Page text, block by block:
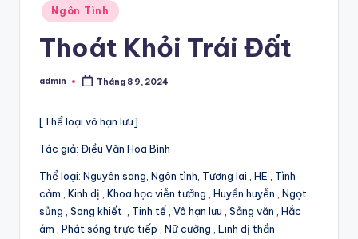
Posted
in
Ngôn Tình
Thoát Khỏi Trái Đất
Posted
admin Tháng 8 9, 2024
[Thể loại vô hạn lưu]
Tác giả: Điều Văn Hoa Bình
Thể loại: Nguyên sang, Ngôn tình, Tương lai , HE , Tình
cảm , Kinh dị , Khoa học viễn tưởng , Huyền huyễn , Ngọt
sủng , Song khiết , Tinh tế , Vô hạn lưu , Sảng văn , Hắc
ám , Phát sóng trực tiếp , Nữ cường , Linh dị thần